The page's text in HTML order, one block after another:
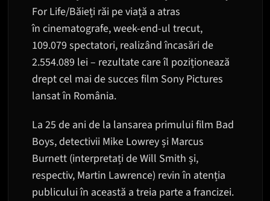
For Life/Băieți răi pe viață a atras
în cinematografe, week-end-ul trecut,
109.079 spectatori, realizând încasări de
2.554.089 lei – rezultate care îl poziționează
drept cel mai de succes film Sony Pictures
lansat în România.
La 25 de ani de la lansarea primului film Bad
Boys, detectivii Mike Lowrey și Marcus
Burnett (interpretați de Will Smith și,
respectiv, Martin Lawrence) revin în atenția
publicului în această a treia parte a francizei.